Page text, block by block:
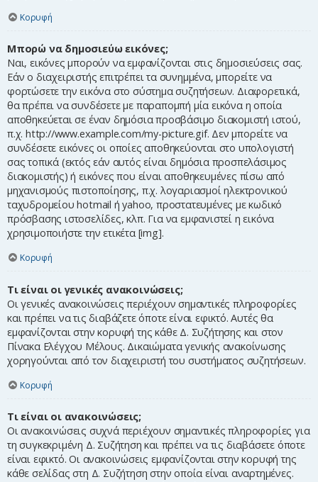
Κορυφή
Μπορώ να δημοσιεύω εικόνες;
Ναι, εικόνες μπορούν να εμφανίζονται στις δημοσιεύσεις σας.
Εάν ο διαχειριστής επιτρέπει τα συνημμένα, μπορείτε να
φορτώσετε την εικόνα στο σύστημα συζητήσεων. Διαφορετικά,
θα πρέπει να συνδέσετε με παραπομπή μία εικόνα η οποία
αποθηκεύεται σε έναν δημόσια προσβάσιμο διακομιστή ιστού,
π.χ. http://www.example.com/my-picture.gif. Δεν μπορείτε να
συνδέσετε εικόνες οι οποίες αποθηκεύονται στο υπολογιστή
σας τοπικά (εκτός εάν αυτός είναι δημόσια προσπελάσιμος
διακομιστής) ή εικόνες που είναι αποθηκευμένες πίσω από
μηχανισμούς πιστοποίησης, π.χ. λογαριασμοί ηλεκτρονικού
ταχυδρομείου hotmail ή yahoo, προστατευμένες με κωδικό
πρόσβασης ιστοσελίδες, κλπ. Για να εμφανιστεί η εικόνα
χρησιμοποιήστε την ετικέτα [img].
Κορυφή
Τι είναι οι γενικές ανακοινώσεις;
Οι γενικές ανακοινώσεις περιέχουν σημαντικές πληροφορίες
και πρέπει να τις διαβάζετε όποτε είναι εφικτό. Αυτές θα
εμφανίζονται στην κορυφή της κάθε Δ. Συζήτησης και στον
Πίνακα Ελέγχου Μέλους. Δικαιώματα γενικής ανακοίνωσης
χορηγούνται από τον διαχειριστή του συστήματος συζητήσεων.
Κορυφή
Τι είναι οι ανακοινώσεις;
Οι ανακοινώσεις συχνά περιέχουν σημαντικές πληροφορίες για
τη συγκεκριμένη Δ. Συζήτηση και πρέπει να τις διαβάσετε όποτε
είναι εφικτό. Οι ανακοινώσεις εμφανίζονται στην κορυφή της
κάθε σελίδας στη Δ. Συζήτηση στην οποία είναι αναρτημένες.